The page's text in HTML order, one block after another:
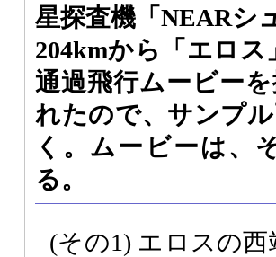
星探査機「NEARシ
204kmから「エロ
通過飛行ムービー
れたので、サンプ
く。ムービーは、
る。
(その1) エロスの西